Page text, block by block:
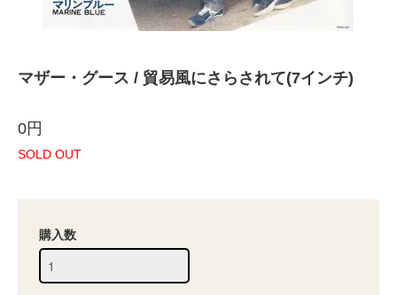
マザー・グース / 貿易風にさらされて(7インチ)
0円
SOLD OUT
購入数